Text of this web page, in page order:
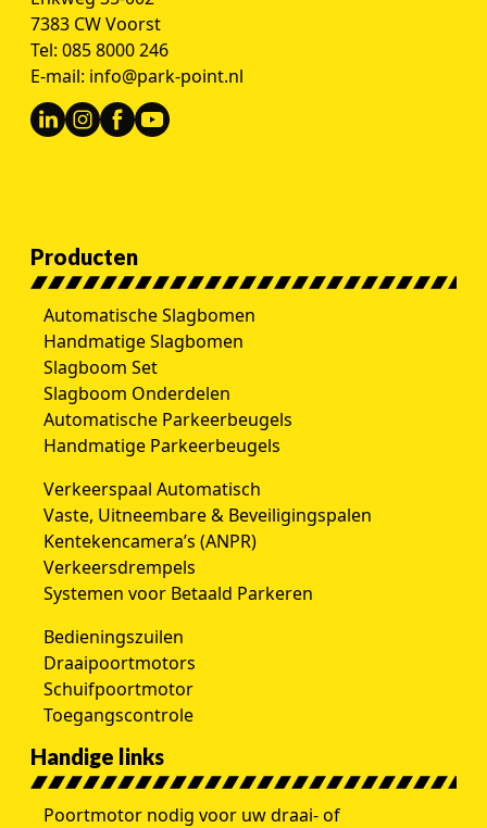
7383 CW Voorst
Tel: 085 8000 246
E-mail: info@park-point.nl
Producten
Automatische Slagbomen
Handmatige Slagbomen
Slagboom Set
Slagboom Onderdelen
Automatische Parkeerbeugels
Handmatige Parkeerbeugels
Verkeerspaal Automatisch
Vaste, Uitneembare & Beveiligingspalen
Kentekencamera’s (ANPR)
Verkeersdrempels
Systemen voor Betaald Parkeren
Bedieningszuilen
Draaipoortmotors
Schuifpoortmotor
Toegangscontrole
Handige links
Poortmotor nodig voor uw draai- of